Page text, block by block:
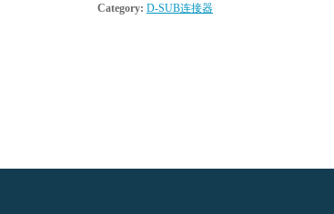
Category: D-SUB连接器